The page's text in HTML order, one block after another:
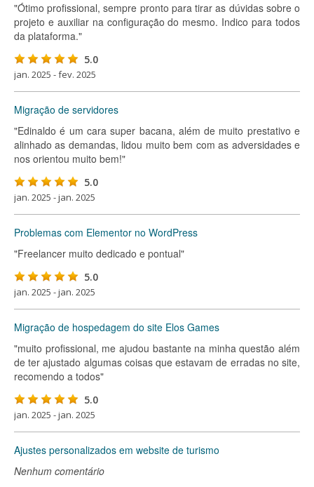
"Ótimo profissional, sempre pronto para tirar as dúvidas sobre o
projeto e auxiliar na configuração do mesmo. Indico para todos
da plataforma."
5.0
jan. 2025 - fev. 2025
Migração de servidores
"Edinaldo é um cara super bacana, além de muito prestativo e
alinhado as demandas, lidou muito bem com as adversidades e
nos orientou muito bem!"
5.0
jan. 2025 - jan. 2025
Problemas com Elementor no WordPress
"Freelancer muito dedicado e pontual"
5.0
jan. 2025 - jan. 2025
Migração de hospedagem do site Elos Games
"muito profissional, me ajudou bastante na minha questão além
de ter ajustado algumas coisas que estavam de erradas no site,
recomendo a todos"
5.0
jan. 2025 - jan. 2025
Ajustes personalizados em website de turismo
Nenhum comentário